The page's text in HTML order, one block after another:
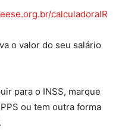
calculadoraIR
o valor do seu salário
para o INSS, marque
ou tem outra forma
.